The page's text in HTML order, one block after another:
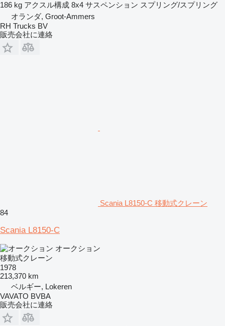
186 kg アクスル構成 8x4 サスペンション スプリング/スプリング
オランダ, Groot-Ammers
RH Trucks BV
販売会社に連絡
Scania L8150-C 移動式クレーン
84
Scania L8150-C
オークション
移動式クレーン
1978
213,370 km
ベルギー, Lokeren
VAVATO BVBA
販売会社に連絡